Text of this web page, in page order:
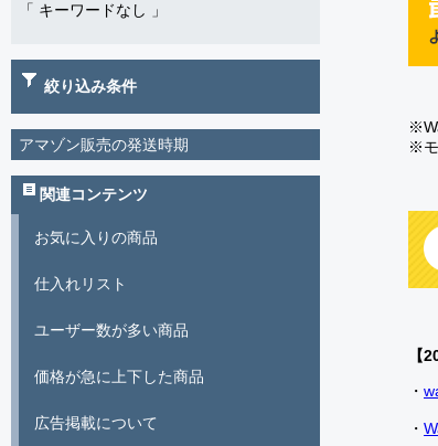
※モ
【
・
・
「 キーワードなし 」
絞り込み条件
アマゾン販売の発送時期
関連コンテンツ
お気に入りの商品
仕入れリスト
ユーザー数が多い商品
価格が急に上下した商品
広告掲載について